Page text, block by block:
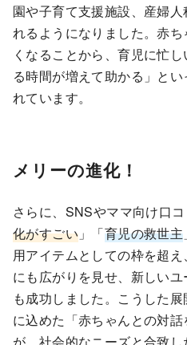
園や子育て支援施設、産婦
れるようになりました。赤
くなることから、育児に忙
る時間が増えて助かる」と
れています。
メリーの進化！
さらに、SNSやママ向け口
化がすごい 」「育児の救世主
用アイテムとしての枠を超
にも広がりを見せ、新しい
も成功しました。こうした
に込めた「赤ちゃんとの対